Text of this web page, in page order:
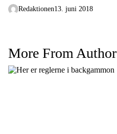
Redaktionen13. juni 2018
More From Author